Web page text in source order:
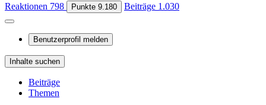
Reaktionen 798 Punkte 9.180 Beiträge 1.030
Benutzerprofil melden
Inhalte suchen
Beiträge
Themen